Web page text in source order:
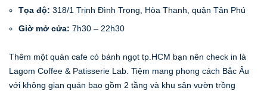
Tọa độ: 318/1 Trịnh Đình Trọng, Hòa Thanh, quận Tân Phú
Giờ mở cửa: 7h30 – 22h30
Thêm một quán cafe có bánh ngọt tp.HCM bạn nên check in là
Lagom Coffee & Patisserie Lab. Tiệm mang phong cách Bắc Âu
với không gian quán bao gồm 2 tầng và khu sân vườn trồng